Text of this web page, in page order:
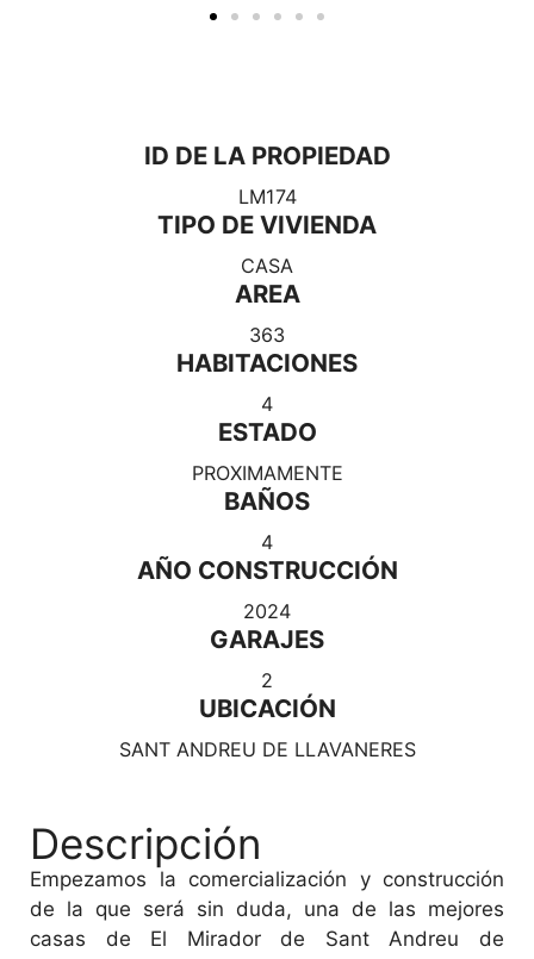
ID DE LA PROPIEDAD
LM174
TIPO DE VIVIENDA
CASA
AREA
363
HABITACIONES
4
ESTADO
PROXIMAMENTE
BAÑOS
4
AÑO CONSTRUCCIÓN
2024
GARAJES
2
UBICACIÓN
SANT ANDREU DE LLAVANERES
Descripción
Empezamos la comercialización y construcción
de la que será sin duda, una de las mejores
casas de El Mirador de Sant Andreu de